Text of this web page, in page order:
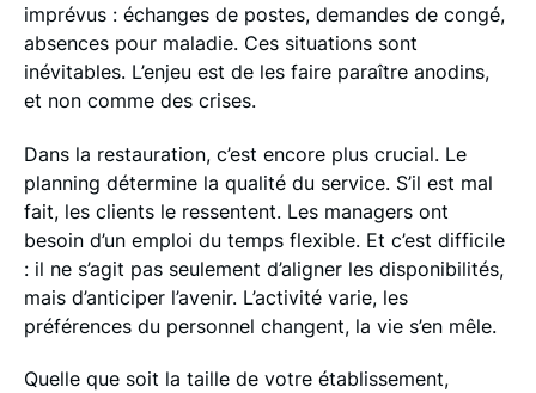
imprévus : échanges de postes, demandes de congé,
absences pour maladie. Ces situations sont
inévitables. L’enjeu est de les faire paraître anodins,
et non comme des crises.
Dans la restauration, c’est encore plus crucial. Le
planning détermine la qualité du service. S’il est mal
fait, les clients le ressentent. Les managers ont
besoin d’un emploi du temps flexible. Et c’est difficile
: il ne s’agit pas seulement d’aligner les disponibilités,
mais d’anticiper l’avenir. L’activité varie, les
préférences du personnel changent, la vie s’en mêle.
Quelle que soit la taille de votre établissement,